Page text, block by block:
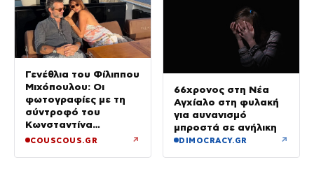
Γενέθλια του Φίλιππου
Μιχόπουλου: Οι
φωτογραφίες με τη
σύντροφό του
Κωνσταντίνα
Ευρυπίδου και το
COUSCOUS.GR ↗
66χρονος στη Νέα
Αγχίαλο στη φυλακή
για αυνανισμό
μπροστά σε ανήλικη
DIMOCRACY.GR ↗